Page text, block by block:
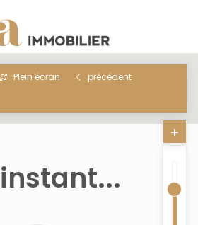
Plein écran
précédent